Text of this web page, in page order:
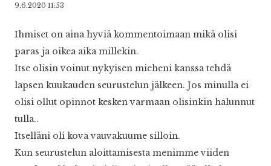
9.6.2020 11:53
Ihmiset on aina hyviä kommentoimaan mikä olisi
paras ja oikea aika millekin.
Itse olisin voinut nykyisen mieheni kanssa tehdä
lapsen kuukauden seurustelun jälkeen. Jos minulla ei
olisi ollut opinnot kesken varmaan olisinkin halunnut
tulla..
Itselläni oli kova vauvakuume silloin.
Kun seurustelun aloittamisesta menimme viiden